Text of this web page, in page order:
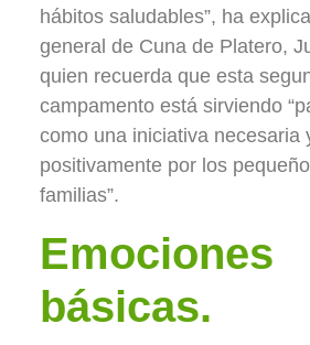
hábitos saludables”, ha
general de Cuna de Platero,
quien recuerda que esta
campamento está sirviendo
como una iniciativa necesaria
positivamente por los
familias”.
Emociones
básicas.